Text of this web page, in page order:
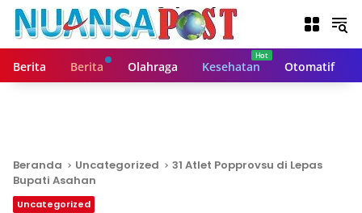
Berita Berita Olahraga Kesehatan Otomatif
Beranda Uncategorized
31 Atlet Popprovsu di Lepas
Bupati Asahan
Uncategorized